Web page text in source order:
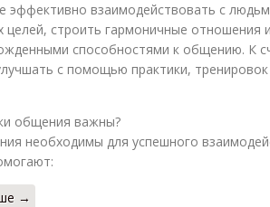
эффективно взаимодействовать с
целей, строить гармоничные отношения
способностями к общению. К
с помощью практики,
общения важны?
необходимы для успешного
→